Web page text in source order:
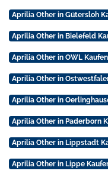
Aprilia Other in Gütersloh
Aprilia Other in Bielefeld
Aprilia Other in OWL
Aprilia Other in
Aprilia Other in
Aprilia Other in Paderborn
Aprilia Other in Lippstadt
Aprilia Other in Lippe